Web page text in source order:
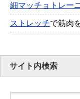
細マッチョトレー
ストレッチで筋肉
サイト内検索